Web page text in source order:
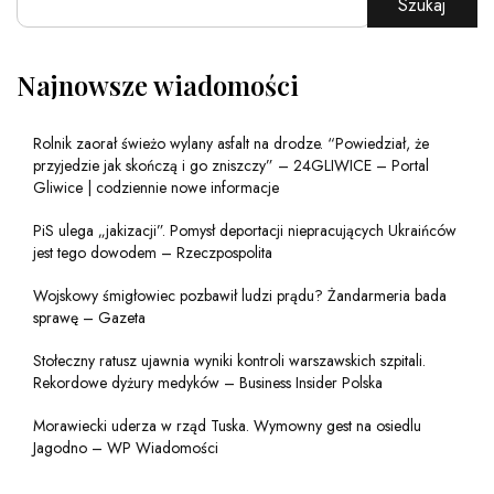
Najnowsze wiadomości
Rolnik zaorał świeżo wylany asfalt na drodze. “Powiedział, że
przyjedzie jak skończą i go zniszczy” – 24GLIWICE – Portal
Gliwice | codziennie nowe informacje
PiS ulega „jakizacji”. Pomysł deportacji niepracujących Ukraińców
jest tego dowodem – Rzeczpospolita
Wojskowy śmigłowiec pozbawił ludzi prądu? Żandarmeria bada
sprawę – Gazeta
Stołeczny ratusz ujawnia wyniki kontroli warszawskich szpitali.
Rekordowe dyżury medyków – Business Insider Polska
Morawiecki uderza w rząd Tuska. Wymowny gest na osiedlu
Jagodno – WP Wiadomości